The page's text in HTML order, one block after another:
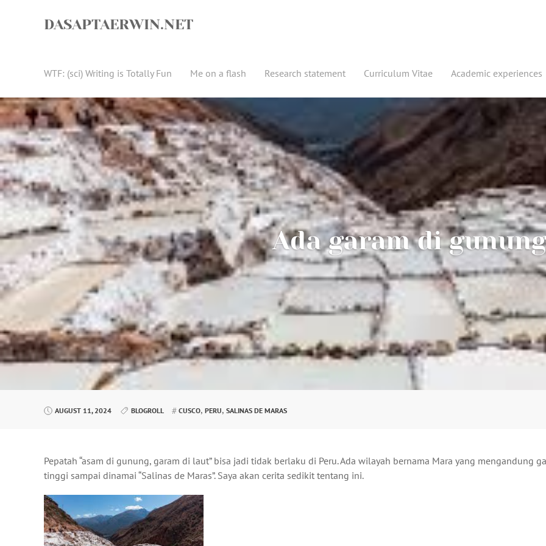
DASAPTAERWIN.NET
WTF: (sci) Writing is Totally Fun Me on a flash Research statement Curriculum Vitae Academic experiences
Ada garam di gunung
AUGUST 11, 2024 BLOGROLL CUSCO, PERU, SALINAS DE MARAS
Pepatah “asam di gunung, garam di laut” bisa jadi tidak berlaku di Peru. Ada wilayah bernama Mara yang mengandung
tinggi sampai dinamai “Salinas de Maras”. Saya akan cerita sedikit tentang ini.